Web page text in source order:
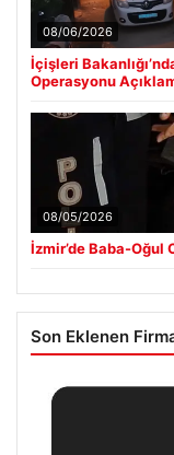
08/06/2026
İçişleri
Operasyonu
08/05/2026
İzmir’de Baba-Oğul
Son Eklenen